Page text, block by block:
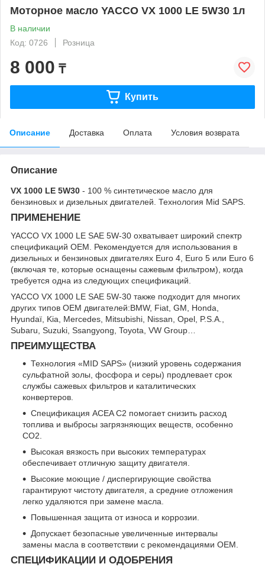
Моторное масло YACCO VX 1000 LE 5W30 1л
В наличии
Код: 0726
Розница
8 000 ₸
Купить
Описание Доставка Оплата Условия возврата
Описание
VX 1000 LE 5W30 - 100 % синтетическое масло для
бензиновых и дизельных двигателей. Технология Mid SAPS.
ПРИМЕНЕНИЕ
YACCO VX 1000 LE SAE 5W-30 охватывает широкий спектр
спецификаций OEM. Рекомендуется для использования в
дизельных и бензиновых двигателях Euro 4, Euro 5 или Euro 6
(включая те, которые оснащены сажевым фильтром), когда
требуется одна из следующих спецификаций.
YACCO VX 1000 LE SAE 5W-30 также подходит для многих
других типов OEM двигателей:BMW, Fiat, GM, Honda,
Hyundaï, Kia, Mercedes, Mitsubishi, Nissan, Opel, P.S.A.,
Subaru, Suzuki, Ssangyong, Toyota, VW Group…
ПРЕИМУЩЕСТВА
Технология «MID SAPS» (низкий уровень содержания
сульфатной золы, фосфора и серы) продлевает срок
службы сажевых фильтров и каталитических
конвертеров.
Спецификация ACEA C2 помогает снизить расход
топлива и выбросы загрязняющих веществ, особенно
CO2.
Высокая вязкость при высоких температурах
обеспечивает отличную защиту двигателя.
Высокие моющие / диспергирующие свойства
гарантируют чистоту двигателя, а средние отложения
легко удаляются при замене масла.
Повышенная защита от износа и коррозии.
Допускает безопасные увеличенные интервалы
замены масла в соответствии с рекомендациями OEM.
СПЕЦИФИКАЦИИ И ОДОБРЕНИЯ